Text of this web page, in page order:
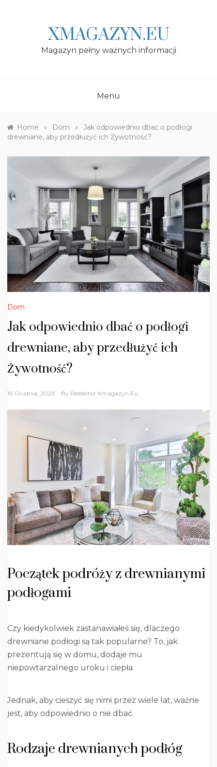
XMAGAZYN.EU
Magazyn pełny ważnych informacji
Menu
Home » Dom »
Jak odpowiednio dbać o podłogi
drewniane, aby przedłużyć ich Żywotność?
Dom
Jak odpowiednio dbać o podłogi
drewniane, aby przedłużyć ich
Żywotność?
16 Grudnia, 2023 By Redaktor Xmagazyn.eu
Początek podróży z drewnianymi
podłogami
Czy kiedykolwiek zastanawiałeś się, dlaczego
drewniane podłogi są tak popularne? To, jak
prezentują się w domu, dodaje mu
niepowtarzalnego uroku i ciepła.
Jednak, aby cieszyć się nimi przez wiele lat, ważne
jest, aby odpowiednio o nie dbać.
Rodzaje drewnianych podłóg